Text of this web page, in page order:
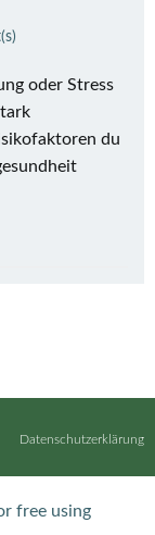
oder Stress
du
Datenschutzerklärung
free using